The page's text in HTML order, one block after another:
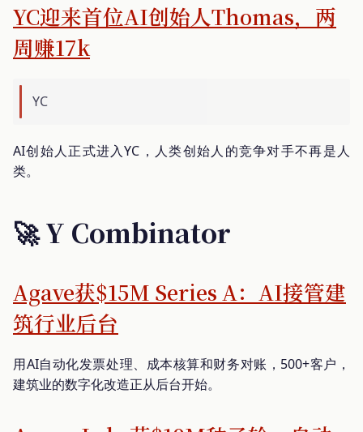
YC迎来首位AI创始人Thomas，两
周赚17k
YC
AI创始人正式进入YC，人类创始人的竞争对手不再是人
类。
🚀 Y Combinator
Agave获$15M Series A：AI接管建
筑行业后台
用AI自动化发票处理、成本核算和财务对账，500+客户，
建筑业的数字化改造正从后台开始。